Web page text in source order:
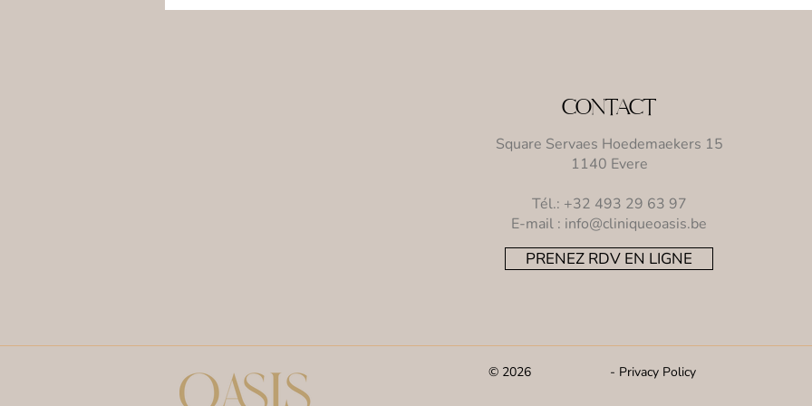
globale : un lien souvent sous
seniors : défis et solutions
CONTACT
Square Servaes Hoedemaekers 15
1140 Evere
Tél.: +32 493 29 63 97
E-mail : info@cliniqueoasis.be
PRENEZ RDV EN LIGNE
© 2026 - Privacy Policy